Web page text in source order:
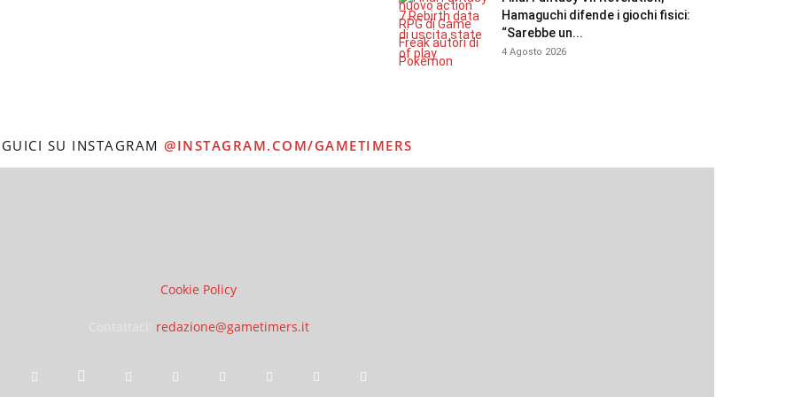
Hamaguchi difende i giochi fisici:
“Sarebbe un...
4 Agosto 2026
SU INSTAGRAM @INSTAGRAM.COM/GAMETIMERS
Cookie Policy
redazione@gametimers.it